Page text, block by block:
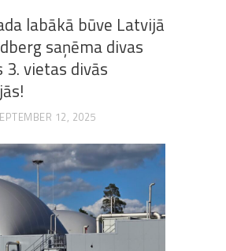
labākā būve Latvijā
saņēma divas
3. vietas divās
12, 2025